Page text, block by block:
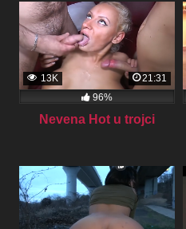
13K
21:31
96%
Nevena Hot u trojci